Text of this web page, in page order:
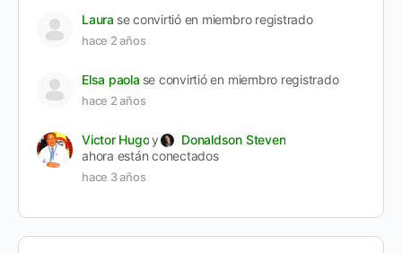
Laura se convirtió en miembro registrado
hace 2 años
Elsa paola se convirtió en miembro registrado
hace 2 años
Victor Hugoy
Donaldson Steven
ahora están conectados
hace 3 años